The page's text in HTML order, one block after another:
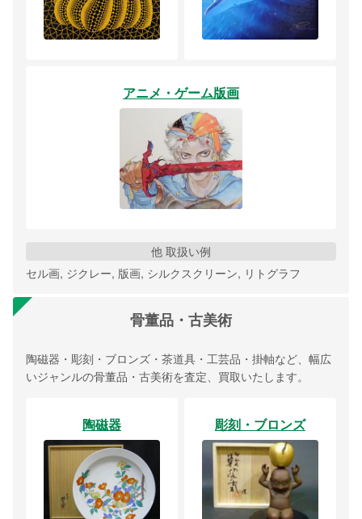
アニメ・ゲーム版画
他 取扱い例
セル画, ジクレー, 版画, シルクスクリーン, リトグラフ
骨董品・古美術
陶磁器・彫刻・ブロンズ・茶道具・工芸品・掛軸など、幅広
いジャンルの骨董品・古美術を査定、買取いたします。
陶磁器 彫刻・ブロンズ